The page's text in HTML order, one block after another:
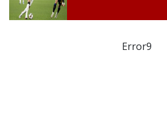
Error9